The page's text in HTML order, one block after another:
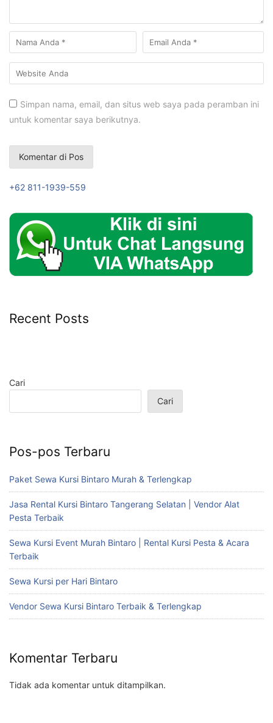
Simpan nama, email, dan situs web saya pada peramban ini
untuk komentar saya berikutnya.
+62 811-1939-559
Recent Posts
Cari
Cari
Pos-pos Terbaru
Paket Sewa Kursi Bintaro Murah & Terlengkap
Jasa Rental Kursi Bintaro Tangerang Selatan | Vendor Alat
Pesta Terbaik
Sewa Kursi Event Murah Bintaro | Rental Kursi Pesta & Acara
Terbaik
Sewa Kursi per Hari Bintaro
Vendor Sewa Kursi Bintaro Terbaik & Terlengkap
Komentar Terbaru
Tidak ada komentar untuk ditampilkan.